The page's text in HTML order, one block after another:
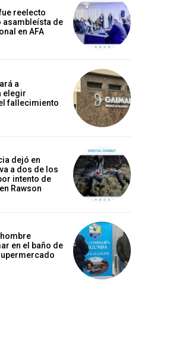
reelecto
de
en AFA
a
elegir
fallecimiento
dejó en
a dos de los
intento de
Rawson
en el baño de